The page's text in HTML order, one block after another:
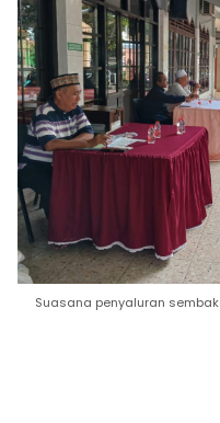
Suasana penyaluran